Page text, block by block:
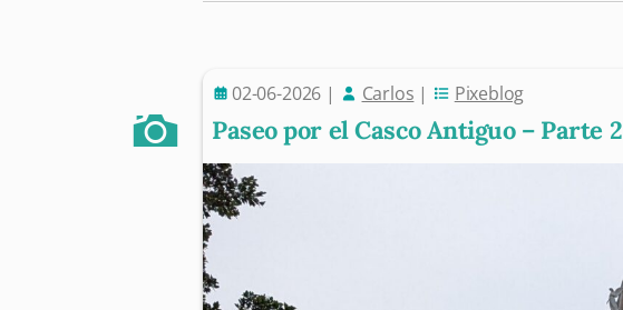
02-06-2026 | Carlos | Pixeblog
Paseo por el Casco Antiguo – Parte 2